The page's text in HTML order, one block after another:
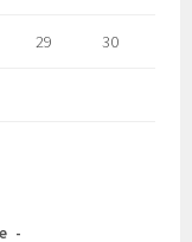
29 30